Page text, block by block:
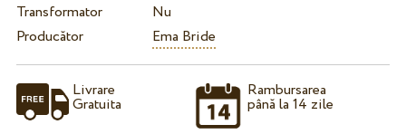
Transformator
Nu
Producător
Ema Bride
Livrare
Gratuita
Rambursarea
până la 14 zile